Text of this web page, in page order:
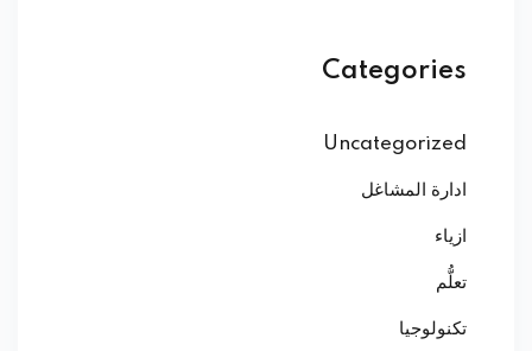
Categories
Uncategorized
ادارة المشاغل
ازياء
تعلُّم
تكنولوجيا